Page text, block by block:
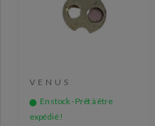
VENUS
En stock - Prêt à être
expédié !